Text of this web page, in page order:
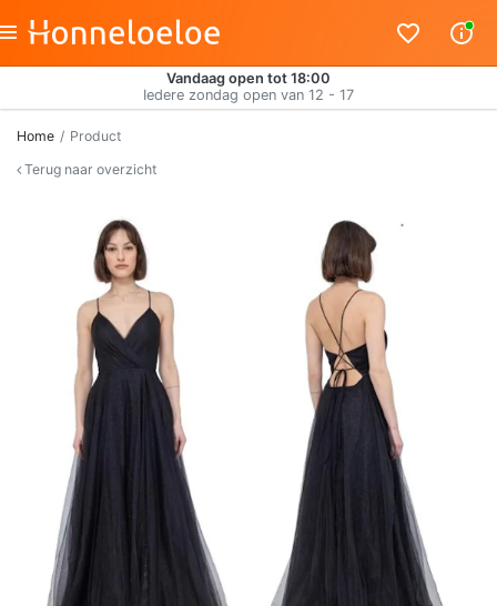
Vandaag open tot 18:00
Iedere zondag open van 12 - 17
Home
Product
Terug naar overzicht